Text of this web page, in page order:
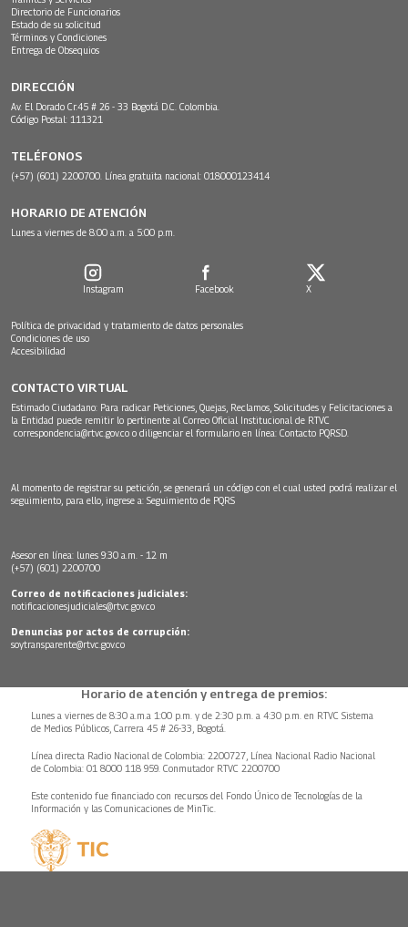
Directorio de Funcionarios
Estado de su solicitud
Términos y Condiciones
Entrega de Obsequios
DIRECCIÓN
Av. El Dorado Cr.45 # 26 - 33 Bogotá D.C. Colombia.
Código Postal: 111321
TELÉFONOS
(+57) (601) 2200700. Línea gratuita nacional: 018000123414
HORARIO DE ATENCIÓN
Lunes a viernes de 8:00 a.m. a 5:00 p.m.
Instagram Facebook X
Política de privacidad y tratamiento de datos personales
Condiciones de uso
Accesibilidad
CONTACTO VIRTUAL
Estimado Ciudadano: Para radicar Peticiones, Quejas, Reclamos, Solicitudes y Felicitaciones a
la Entidad puede remitir lo pertinente al Correo Oficial Institucional de RTVC
correspondencia@rtvc.gov.co o diligenciar el formulario en línea: Contacto PQRSD.
Al momento de registrar su petición, se generará un código con el cual usted podrá realizar el
seguimiento, para ello, ingrese a: Seguimiento de PQRS
Asesor en línea: lunes 9:30 a.m. - 12 m
(+57) (601) 2200700
Correo de notificaciones judiciales:
notificacionesjudiciales@rtvc.gov.co
Denuncias por actos de corrupción:
soytransparente@rtvc.gov.co
Horario de atención y entrega de premios:
Lunes a viernes de 8:30 a.m.a 1:00 p.m. y de 2:30 p.m. a 4:30 p.m. en RTVC Sistema
de Medios Públicos, Carrera 45 # 26-33, Bogotá.
Línea directa Radio Nacional de Colombia: 2200727, Línea Nacional Radio Nacional
de Colombia: 01 8000 118 959. Conmutador RTVC 2200700
Este contenido fue financiado con recursos del Fondo Único de Tecnologías de la
Información y las Comunicaciones de MinTic.